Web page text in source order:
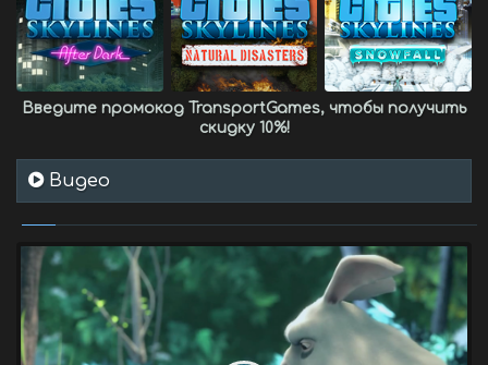
Введите промокод TransportGames, чтобы получить
скидку 10%!
Видео